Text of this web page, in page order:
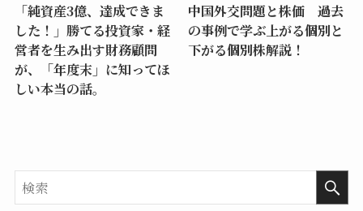
「純資産3億、達成できま
した！」勝てる投資家・経
営者を生み出す財務顧問
が、「年度末」に知ってほ
しい本当の話。
中国外交問題と株価 過去
の事例で学ぶ上がる個別と
下がる個別株解説！